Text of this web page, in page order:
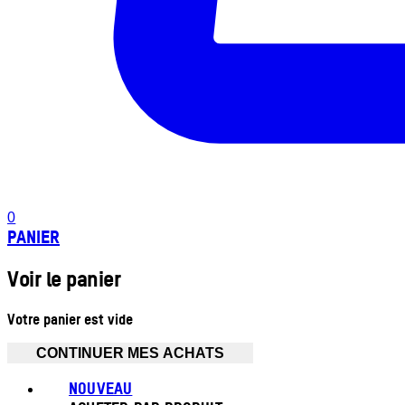
0
PANIER
Voir le panier
Votre panier est vide
CONTINUER MES ACHATS
NOUVEAU